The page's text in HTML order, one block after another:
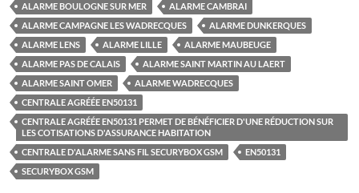
ALARME BOULOGNE SUR MER
ALARME CAMBRAI
ALARME CAMPAGNE LES WADRECQUES
ALARME DUNKERQUES
ALARME LENS
ALARME LILLE
ALARME MAUBEUGE
ALARME PAS DE CALAIS
ALARME SAINT MARTIN AU LAERT
ALARME SAINT OMER
ALARME WADRECQUES
CENTRALE AGRÉÉE EN50131
CENTRALE AGRÉÉE EN50131 PERMET DE BÉNÉFICIER D'UNE RÉDUCTION SUR
LES COTISATIONS D'ASSURANCE HABITATION
CENTRALE D'ALARME SANS FIL SECURYBOX GSM
EN50131
SECURYBOX GSM